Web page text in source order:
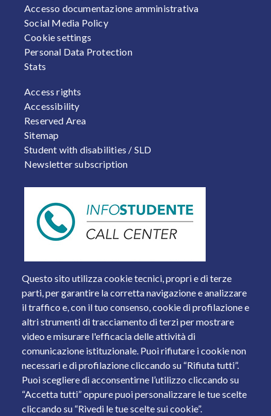
Questo sito utilizza cookie tecnici, propri e di terze
parti, per garantire la corretta navigazione e analizzare
il traffico e, con il tuo consenso, cookie di profilazione e
altri strumenti di tracciamento di terzi per mostrare
video e misurare l'efficacia delle attività di
comunicazione istituzionale. Puoi rifiutare i cookie non
necessari e di profilazione cliccando su “Rifiuta tutti”.
Puoi scegliere di acconsentirne l’utilizzo cliccando su
“Accetta tutti” oppure puoi personalizzare le tue scelte
cliccando su “Rivedi le tue scelte sui cookie”.
Accesso documentazione amministrativa
Social Media Policy
Cookie settings
Personal Data Protection
Stats
FOOTER 2
Access rights
Accessibility
Reserved Area
Sitemap
Student with disabilities / SLD
Newsletter subscription
Piazza del Mercato, 15 - 25121 Brescia
Tel. +39 030 2988.1 PEC:
ammcentr@cert.unibs.it
Partita IVA: 01773710171 Codice Fiscale: 98007650173